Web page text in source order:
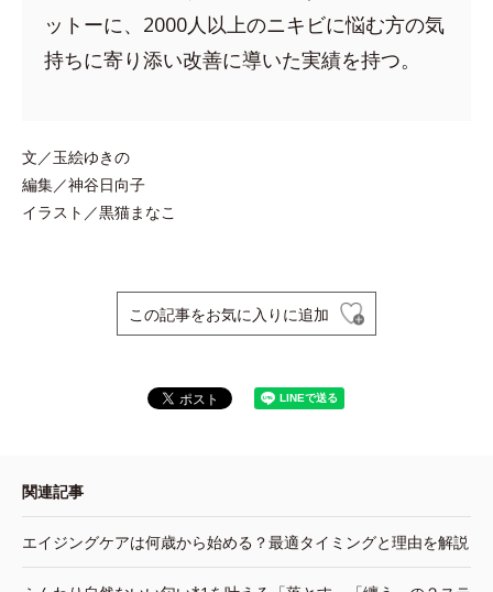
ットーに、2000人以上のニキビに悩む方の気
持ちに寄り添い改善に導いた実績を持つ。
文／玉絵ゆきの
編集／神谷日向子
イラスト／黒猫まなこ
この記事をお気に入りに追加
関連記事
エイジングケアは何歳から始める？最適タイミングと理由を解説